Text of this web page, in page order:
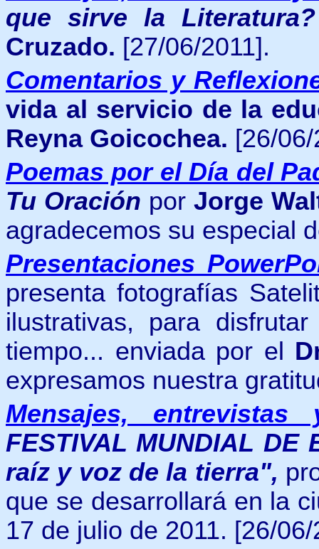
que sirve la
Cruzado. [27/06/2011].
Comentarios y
vida al servicio de la
Reyna Goicochea. [26/
Poemas por el Día del
Tu Oración por Jorge
agradecemos su especial
Presentaciones
presenta fotografías
ilustrativas, para
tiempo... enviada por el
expresamos nuestra
Mensajes,
FESTIVAL MUNDIAL DE
raíz y voz de la tierra", p
que se desarrollará en la
17 de julio de 2011. [26/06/